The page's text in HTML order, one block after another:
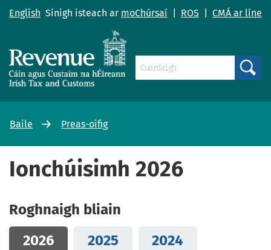
English Sínigh isteach ar moChúrsaí ROS CMÁ ar líne
Baile Preas-oifig
Ionchúisimh 2026
Roghnaigh bliain
2026
2025 2024